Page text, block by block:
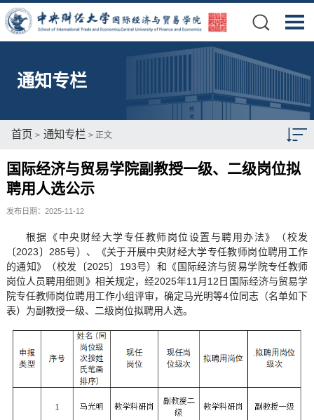
通知专栏
首页 > 通知专栏 > 正文
国际经济与贸易学院副教授一级、二级岗位拟
聘用人选公示
发布日期：2025-11-12
根据《中央财经大学专任教师岗位设置与聘用办法》（校发
〔2023〕285号）、《关于开展中央财经大学专任教师岗位聘用工作
的通知》（校发〔2025〕193号）和《国际经济与贸易学院专任教师
岗位人员聘用细则》相关规定，经2025年11月12日国际经济与贸易学
院专任教师岗位聘用工作小组评审，确定马光明等4位同志（名单如下
表）为副教授一级、二级岗位拟聘用人选。